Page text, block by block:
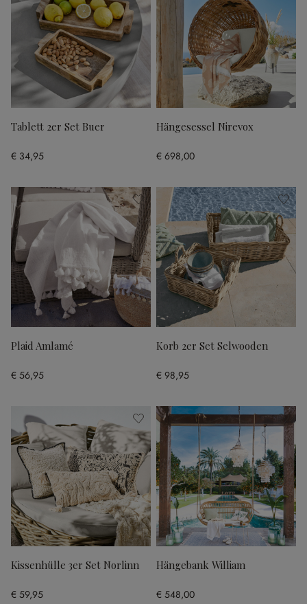
Tablett 2er Set Buer
€ 34,95
Hängesessel Nirevox
€ 698,00
Plaid Amlamé
€ 56,95
Korb 2er Set Selwooden
€ 98,95
Kissenhülle 3er Set Norlinn
€ 59,95
Hängebank William
€ 548,00